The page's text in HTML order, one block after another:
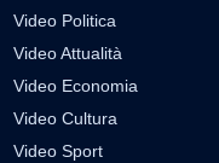
Video Politica
Video Attualità
Video Economia
Video Cultura
Video Sport